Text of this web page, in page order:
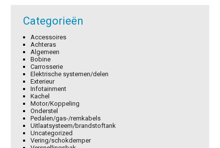
Categorieën
Accessoires
Achteras
Algemeen
Bobine
Carrosserie
Elektrische systemen/delen
Exterieur
Infotainment
Kachel
Motor/Koppeling
Onderstel
Pedalen/gas-/remkabels
Uitlaatsysteem/brandstoftank
Uncategorized
Vering/schokdemper